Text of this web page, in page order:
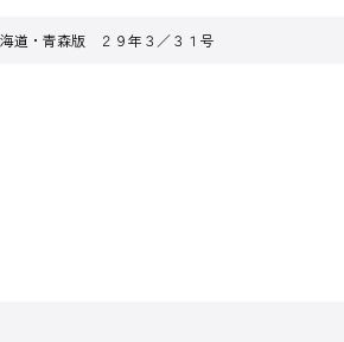
道・青森版 ２９年３／３１号